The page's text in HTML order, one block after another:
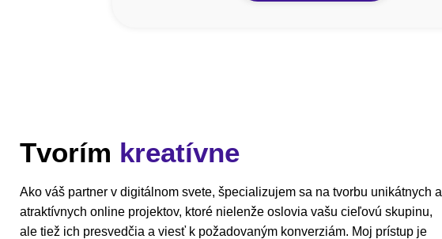
Tvorím kreatívne
Ako váš partner v digitálnom svete, špecializujem sa na tvorbu unikátnych a
atraktívnych online projektov, ktoré nielenže oslovia vašu cieľovú skupinu,
ale tiež ich presvedčia a viesť k požadovaným konverziám. Moj prístup je